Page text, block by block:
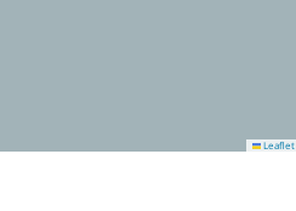
Leaflet